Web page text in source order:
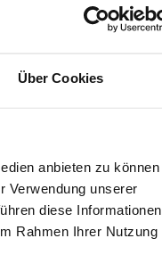
Über Cookies
anbieten zu können
Verwendung unserer
diese Informationen
Rahmen Ihrer Nutzung